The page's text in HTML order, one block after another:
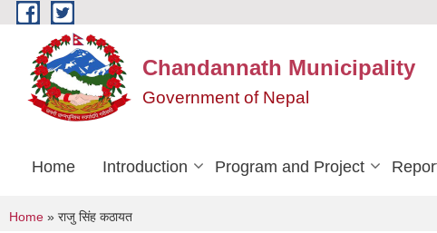
Skip to main content
Chandannath Municipality
Government of Nepal
Home Introduction Program and Project
You are here
Home » राजु सिंह कठायत